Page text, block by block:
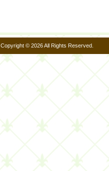
Copyright © 2026 All Rights Reserved.